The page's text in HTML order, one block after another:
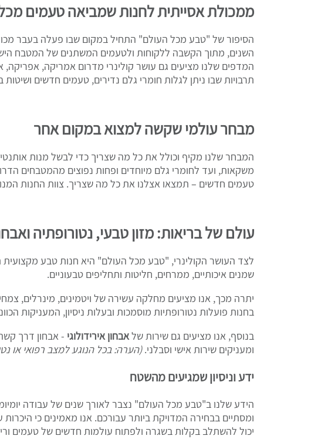
ממכולת אסייתית לחנות שמביאה טעמים
הסיפור של "טבע מכל העולם" התחיל במקום שבו פעלה בעבר
השנים, מתוך הקשבה ללקוחות ולטעמים המשתנים של המטבח
המדפים שלנו מציעים גם עושר קולינרי מדרום אמריקה, אפריקה,
תרבויות שבו ניתן לגלות חומרי גלם נדירים, טעמים חדשים
מבחר עולמי שקשה למצוא במקום אחר
המבחר שלנו מקיף וכולל את כל מה שצריך כדי לבשל מנות
משקאות, ועד לחומרי גלם מיוחדים ופחות נפוצים מהמטבחים
טעמים חדשים – תמצאו אצלנו את כל מה שצריך. צוות החנות
עולם של בריאות: מזון טבעי, נטורופתיה
לצד העושר הקולינרי, "טבע מכל העולם" היא חנות טבע מקצועית
שמנים איכותיים, ממרחים, חליטות ותחליפים טבעוניים.
יתרה מכך, אנו מציעים מחלקה עשירה של ויטמינים, מינרלים,
בחנות פועלות נטורופתיות מוסמכות ובעלות ניסיון, המעניקות
בנוסף, אנו מציעים גם שירות שלאבחון אירידולוגי - אבחון דרך
ומעניקים שירות אישי וסבלני.(הערה: בכל הנוגע למצב רפואי או
ידע וניסיון שמגיעים מהשטח
הידע שלנו ב"טבע מכל העולם" נצבר לאורך שנים של עבודה
ומסתיים בבחירה המדויקת ביותר עבורכם. אנו מאמינים כי
יכול להשתלב בקלות בשגרה ולפתוח עולמות חדשים של טעמים